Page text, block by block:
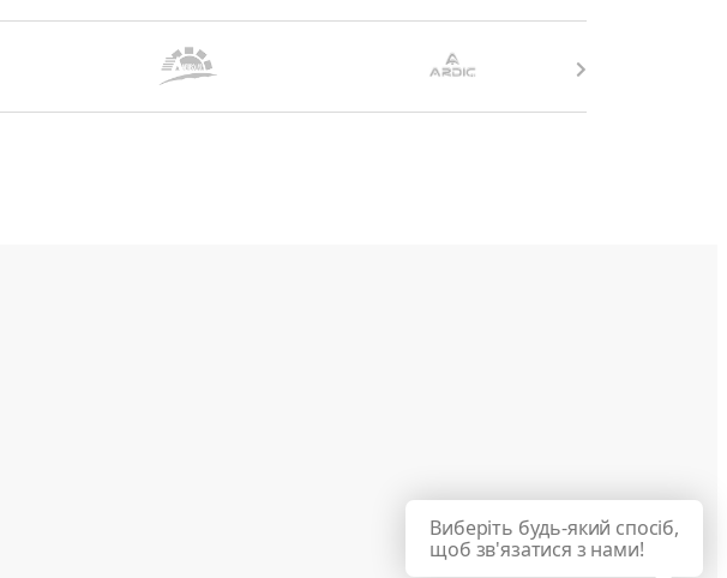
Виберіть будь-який спосіб,
щоб зв'язатися з нами!